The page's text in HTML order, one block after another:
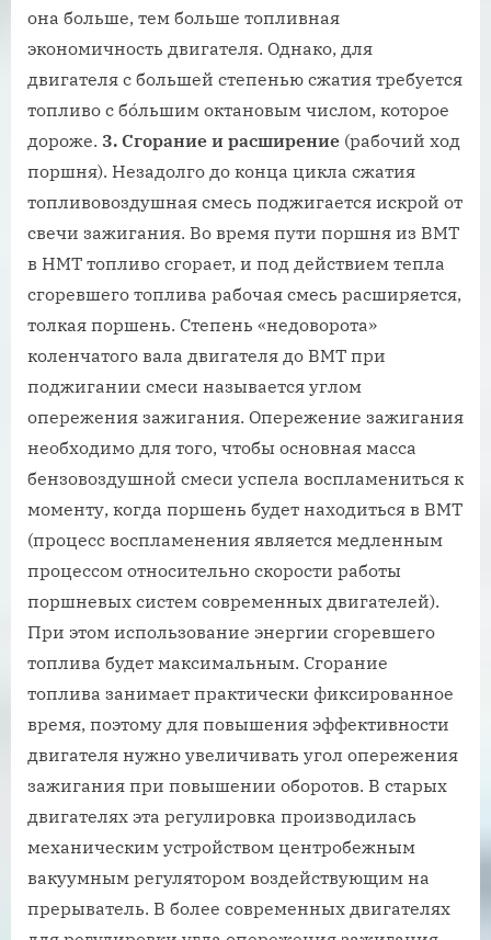
она больше, тем больше топливная
экономичность двигателя. Однако, для
двигателя с большей степенью сжатия требуется
топливо с бо́льшим октановым числом, которое
дороже. 3. Сгорание и расширение (рабочий ход
поршня). Незадолго до конца цикла сжатия
топливовоздушная смесь поджигается искрой от
свечи зажигания. Во время пути поршня из ВМТ
в НМТ топливо сгорает, и под действием тепла
сгоревшего топлива рабочая смесь расширяется,
толкая поршень. Степень «недоворота»
коленчатого вала двигателя до ВМТ при
поджигании смеси называется углом
опережения зажигания. Опережение зажигания
необходимо для того, чтобы основная масса
бензовоздушной смеси успела воспламениться к
моменту, когда поршень будет находиться в ВМТ
(процесс воспламенения является медленным
процессом относительно скорости работы
поршневых систем современных двигателей).
При этом использование энергии сгоревшего
топлива будет максимальным. Сгорание
топлива занимает практически фиксированное
время, поэтому для повышения эффективности
двигателя нужно увеличивать угол опережения
зажигания при повышении оборотов. В старых
двигателях эта регулировка производилась
механическим устройством центробежным
вакуумным регулятором воздействующим на
прерыватель. В более современных двигателях